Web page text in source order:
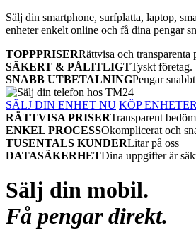
Sälj din smartphone, surfplatta, laptop,
enheter enkelt online och få dina pengar
TOPPPRISERRättvisa och transparenta
SÄKERT & PÅLITLIGTTyskt företag.
SNABB UTBETALNINGPengar
SÄLJ DIN ENHET NU KÖP ENHETER
RÄTTVISA PRISERTransparent
ENKEL PROCESSOkomplicerat och
TUSENTALS KUNDERLitar på oss
DATASÄKERHETDina uppgifter är
Sälj din mobil.
Få pengar direkt.